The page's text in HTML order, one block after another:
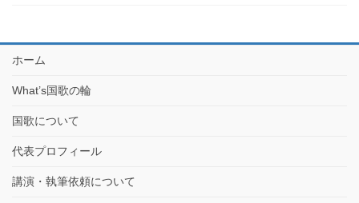
ホーム
What’s国歌の輪
国歌について
代表プロフィール
講演・執筆依頼について